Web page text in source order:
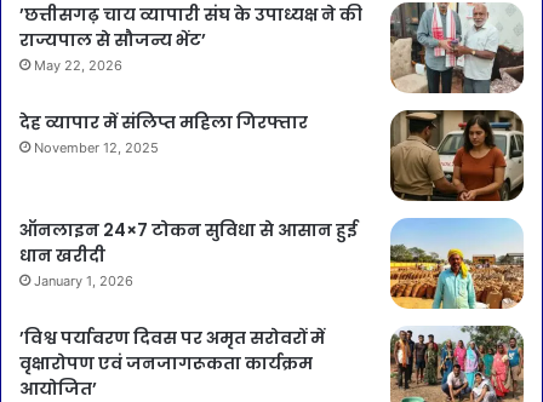
’छत्तीसगढ़ चाय व्यापारी संघ के उपाध्यक्ष ने की
राज्यपाल से सौजन्य भेंट’
May 22, 2026
देह व्यापार में संलिप्त महिला गिरफ्तार
November 12, 2025
ऑनलाइन 24×7 टोकन सुविधा से आसान हुई
धान खरीदी
January 1, 2026
’विश्व पर्यावरण दिवस पर अमृत सरोवरों में
वृक्षारोपण एवं जनजागरूकता कार्यक्रम
आयोजित’